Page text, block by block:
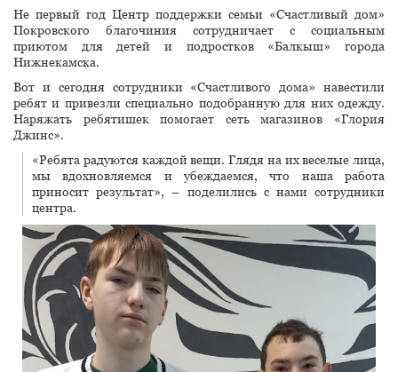
Не первый год Центр поддержки семьи «Счастливый дом»
Покровского благочиния сотрудничает с социальным
приютом для детей и подростков «Балкыш» города
Нижнекамска.
Вот и сегодня сотрудники «Счастливого дома» навестили
ребят и привезли специально подобранную для них одежду.
Наряжать ребятишек помогает сеть магазинов «Глория
Джинс».
«Ребята радуются каждой вещи. Глядя на их веселые лица,
мы вдохновляемся и убеждаемся, что наша работа
приносит результат», – поделились с нами сотрудники
центра.